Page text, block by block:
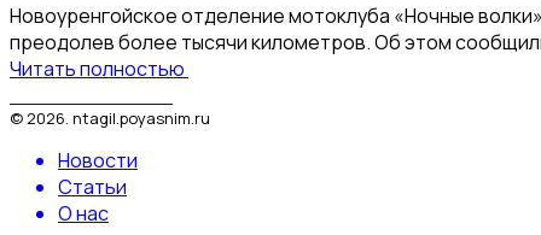
Новоуренгойское отделение мотоклуба «Ночные
преодолев более тысячи километров. Об этом
Читать полностью
© 2026 ntagil.poyasnim.ru
Новости
Статьи
О нас